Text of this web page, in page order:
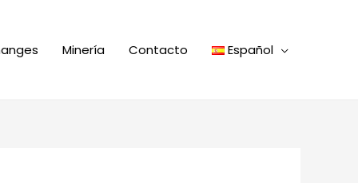
Minería Contacto Español